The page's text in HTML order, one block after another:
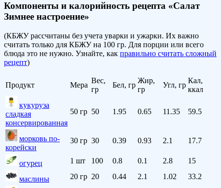
Компоненты и калорийность рецепта «Салат
Зимнее настроение»
(КБЖУ рассчитаны без учета уварки и ужарки. Их важно
считать только для КБЖУ на 100 гр. Для порции или всего
блюда это не нужно. Узнайте, как правильно считать сложный
рецепт)
Продукт Мера
Вес,
гр
Бел, гр
Жир,
гр
Угл, гр
Кал,
ккал
кукуруза
сладкая
консервированная
50 гр 50 1.95 0.65 11.35 59.5
морковь по-
корейски
30 гр 30 0.39 0.93 2.1 17.7
огурец 1 шт 100 0.8 0.1 2.8 15
маслины 20 гр 20 0.44 2.1 1.02 33.2